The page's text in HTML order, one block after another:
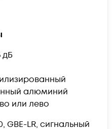
дБ
алюминий
или лево
GBE-LR, сигнальный